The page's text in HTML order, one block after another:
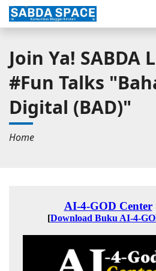
Join Ya! SABDA
#Fun Talks
Digital (BAD)"
Home